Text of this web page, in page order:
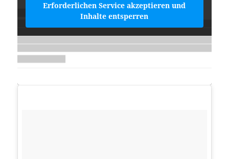
Erforderlichen Service akzeptieren und
Inhalte entsperren